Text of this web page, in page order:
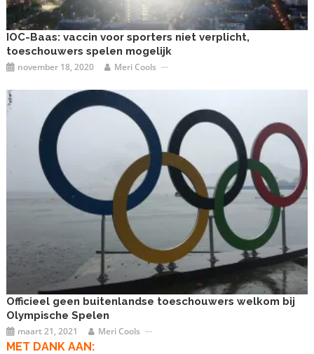
IOC-Baas: vaccin voor sporters niet verplicht,
toeschouwers spelen mogelijk
november 18, 2020 Meri Cools
Officieel geen buitenlandse toeschouwers welkom bij
Olympische Spelen
maart 21, 2021 Meri Cools
MET DANK AAN: